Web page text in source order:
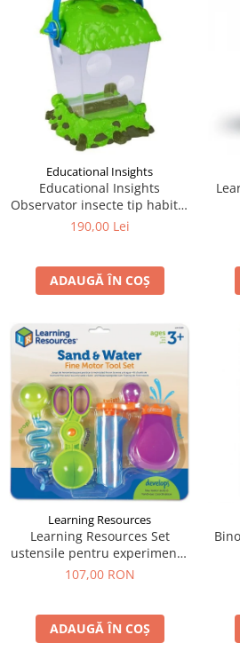
Educational Insights
Educational Insights
Observator insecte tip habitat
- Geosafari
190,00 Lei
ADAUGĂ ÎN COȘ
Learning Resources
Learning Resources Set
ustensile pentru experimente
- Apă și Nisip
107,00 RON
ADAUGĂ ÎN COȘ